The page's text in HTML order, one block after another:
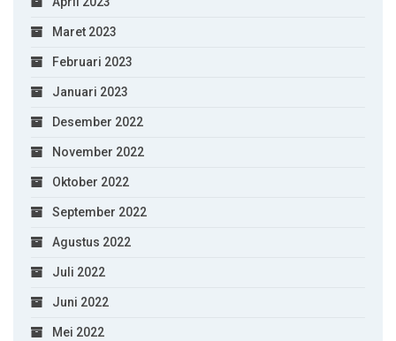
Maret 2023
Februari 2023
Januari 2023
Desember 2022
November 2022
Oktober 2022
September 2022
Agustus 2022
Juli 2022
Juni 2022
Mei 2022